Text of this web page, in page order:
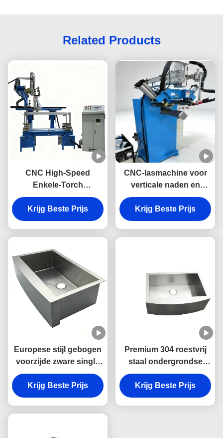
Related Products
CNC High-Speed
Enkele-Torch
Automatische Basin
Laser Lasser voor
Roestvrijstalen
Krijg Beste Prijs
CNC-lasmachine voor
verticale naden en
onderhoeken - Speciale
lasmachine
Krijg Beste Prijs
Europese stijl gebogen
voorzijde zware single
bowl boerderij wasbak
in 304 roestvrij staal
voor de keuken
Krijg Beste Prijs
Premium 304 roestvrij
staal ondergrondse
keuken wastafel met
schramvast en
makkelijk schoon te
Krijg Beste Prijs